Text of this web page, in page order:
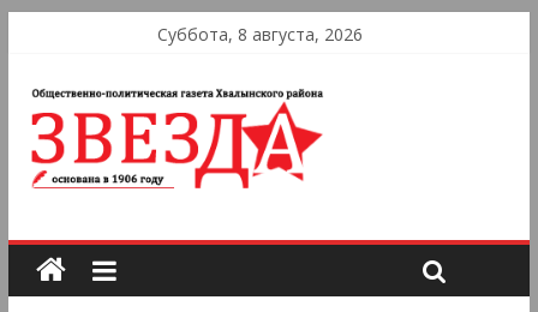
Суббота, 8 августа, 2026